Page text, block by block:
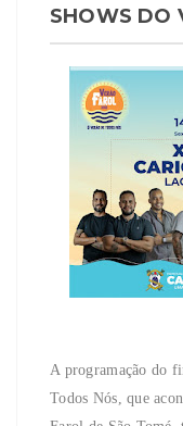
SHOWS DO
A programação do
Todos Nós, que